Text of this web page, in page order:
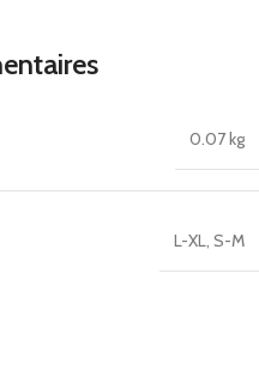
0.07 kg
L-XL S-M